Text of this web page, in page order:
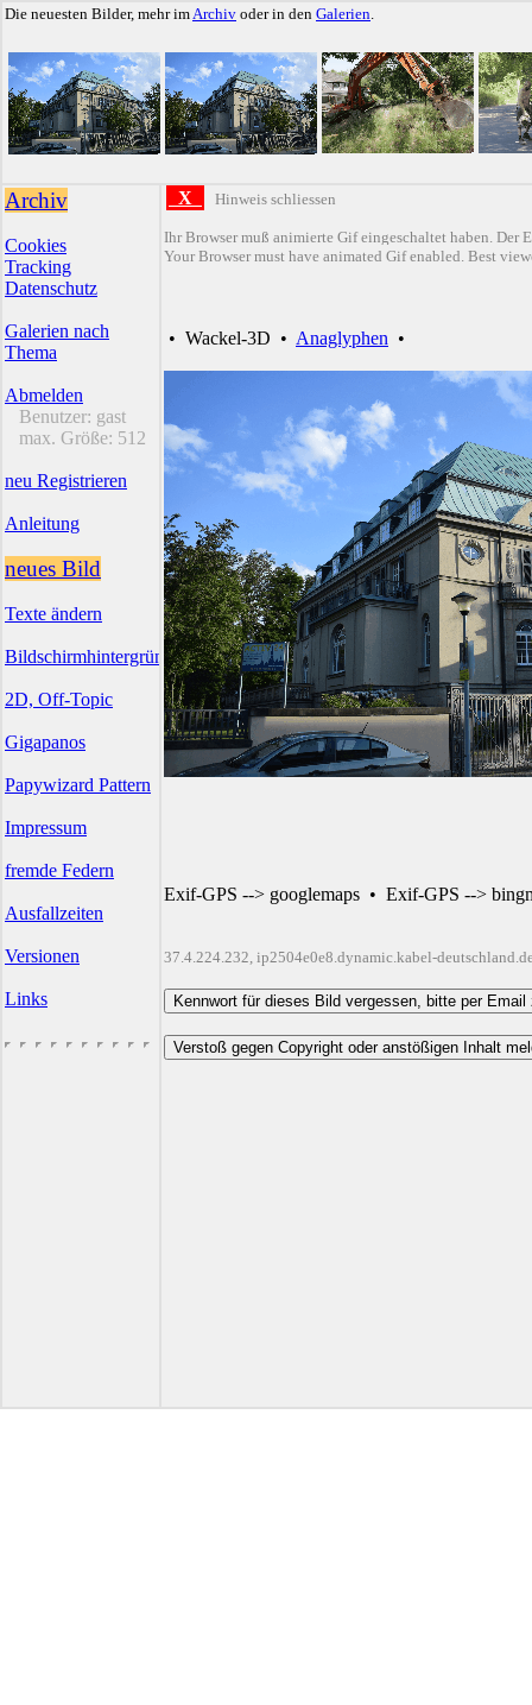
Die neuesten Bilder, mehr imArchiv oder in den Galerien.
Archiv
Cookies
Tracking
Datenschutz
Galerien nach
Thema
Abmelden
Benutzer: gast
max. Größe: 512
neu Registrieren
Anleitung
neues Bild
Texte ändern
Bildschirmhintergründe
2D, Off-Topic
Gigapanos
Papywizard Pattern
Impressum
fremde Federn
Ausfallzeiten
Versionen
Links
X Hinweis schliessen
Ihr Browser muß animierte Gif eingeschaltet haben. Der
Your Browser must have animated Gif enabled. Best
• Wackel-3D • Anaglyphen •
Exif-GPS --> googlemaps • Exif-GPS -->
37.4.224.232, ip2504e0e8.dynamic.kabel-